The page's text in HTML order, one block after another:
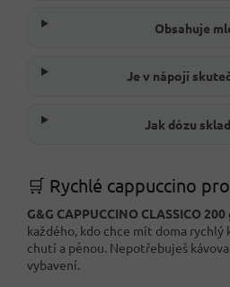
Obsahuje
Je v nápoji
Jak dózu
🛒 Rychlé cappuccino
G&G CAPPUCCINO CLASSICO 200
každého, kdo chce mít doma rychlý
chutí a pěnou. Nepotřebuješ
vybavení.